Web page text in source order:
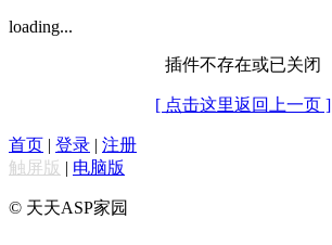
loading...
插件不存在或已关闭
[ 点击这里返回上一页 ]
首页 | 登录 | 注册
触屏版 | 电脑版
© 天天ASP家园